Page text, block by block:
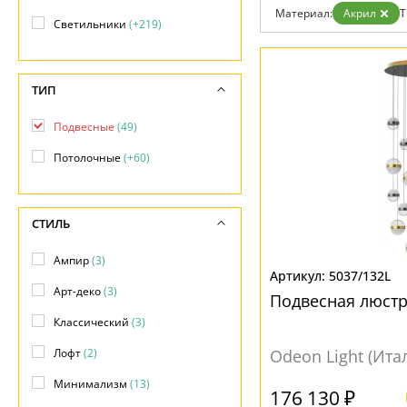
Отзывы
Дизайнерам
Бренды
Контакты
Техно
Хай тек
Материал: Акрил
5037/132L
Подвесная
Odeon Light
176 130 ₽
Светильники (+219)
ТИП
Подвесные (49)
Потолочные(+60)
СТИЛЬ
Ампир(3)
Арт-деко(3)
Классический (3)
Лофт(2)
Минимализм (13)